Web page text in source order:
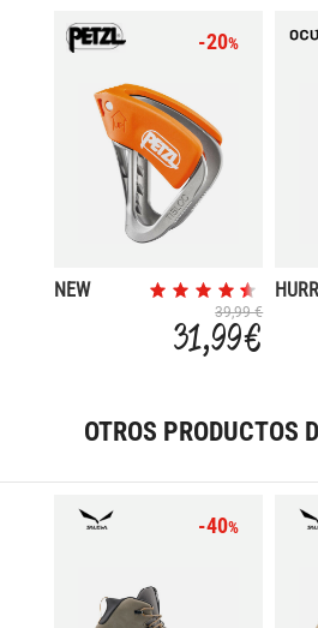
-20%
NEW
39,99 €
31,99 €
OTROS PRODUCTOS
-40%